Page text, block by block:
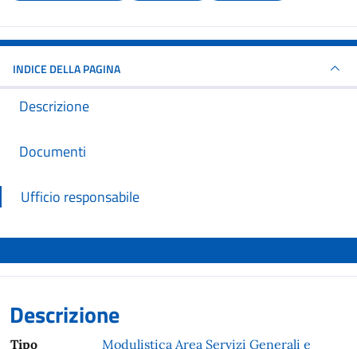
INDICE DELLA PAGINA
Descrizione
Documenti
Ufficio responsabile
Descrizione
Tipo
Modulistica Area Servizi Generali e